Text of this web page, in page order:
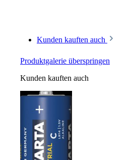
Kunden kauften auch
Produktgalerie überspringen
Kunden kauften auch